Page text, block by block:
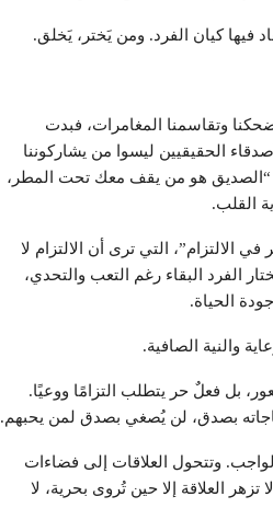
فيها كيان الفرد. ومن يَختر، يَخلق.
وتقاسمنا المغامرات، فبدت
الحقيقيين ليسوا من يشاركوننا
“الصديق هو من يقف معك تحت المطر،
القلب.
الالتزام”، التي ترى أن الالتزام لا
الفرد البقاء رغم التعب والتحدي،
الحياة.
والنية الصافية.
فعلٌ حر يتطلب التزامًا ووعيًا.
بصدق، لن يُصغي بصدق لمن يحبهم.
وتتحول العلاقات إلى فضاءات
العلاقة إلا حين تُروى بحرية، لا